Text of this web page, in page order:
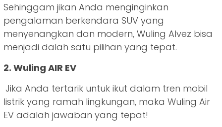
Sehinggam jikan Anda menginginkan
pengalaman berkendara SUV yang
menyenangkan dan modern, Wuling Alvez bisa
menjadi dalah satu pilihan yang tepat.
2. Wuling AIR EV
Jika Anda tertarik untuk ikut dalam tren mobil
listrik yang ramah lingkungan, maka Wuling Air
EV adalah jawaban yang tepat!